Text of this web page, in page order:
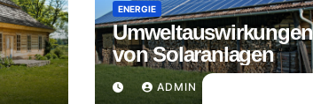
ENERGIE
Umweltauswirkungen
von Solaranlagen
ADMIN